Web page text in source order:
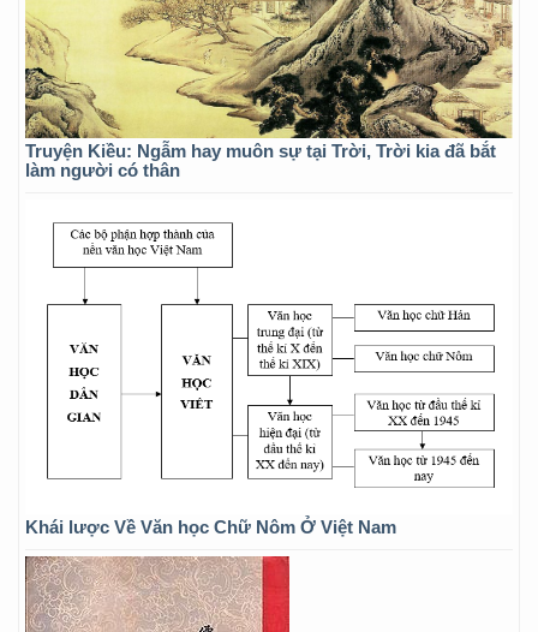
Truyện Kiều: Ngẫm hay muôn sự tại Trời, Trời kia đã bắt
làm người có thân
Khái lược Về Văn học Chữ Nôm Ở Việt Nam